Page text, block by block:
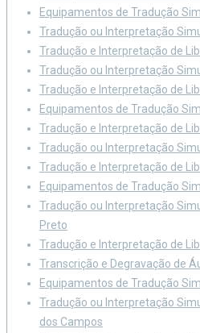
Equipamentos de Tradução
Tradução ou Interpretação
Tradução e Interpretação de
Tradução ou Interpretação
Tradução e Interpretação de
Equipamentos de Tradução
Tradução e Interpretação de
Tradução ou Interpretação
Tradução e Interpretação de
Equipamentos de Tradução
Tradução ou Interpretação
Preto
Tradução e Interpretação de
Transcrição e Degravação de
Equipamentos de Tradução
Tradução ou Interpretação
dos Campos